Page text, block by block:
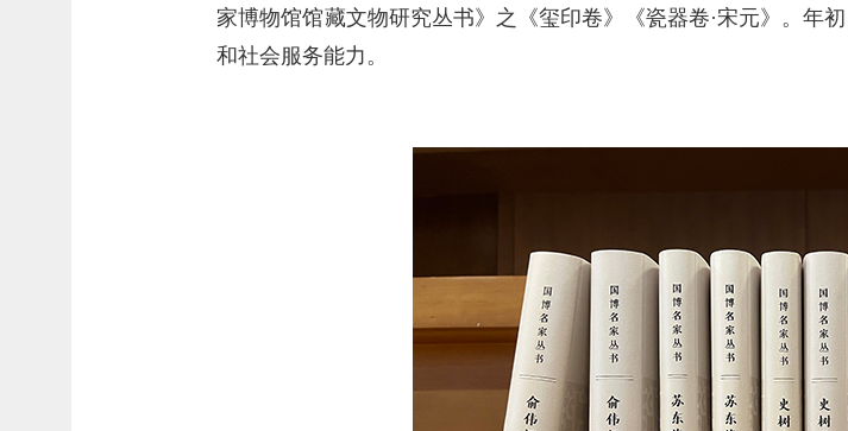
家博物馆馆藏文物研究丛书》之《玺印卷》《瓷器卷·宋元》。年
和社会服务能力。